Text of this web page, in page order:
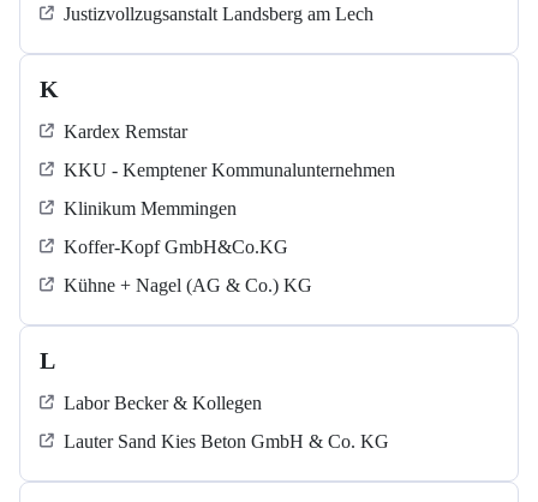
Justizvollzugsanstalt Landsberg am Lech
K
Kardex Remstar
KKU - Kemptener Kommunalunternehmen
Klinikum Memmingen
Koffer-Kopf GmbH&Co.KG
Kühne + Nagel (AG & Co.) KG
L
Labor Becker & Kollegen
Lauter Sand Kies Beton GmbH & Co. KG